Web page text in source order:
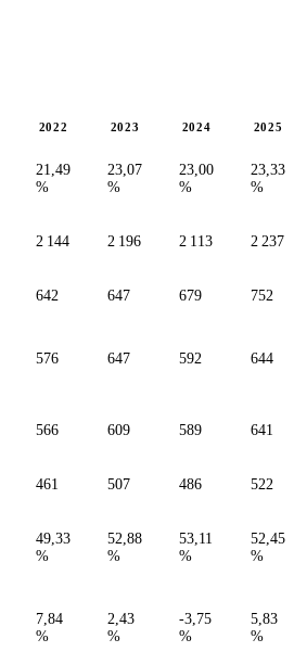
2022 2023 2024 2025
21,49
%
23,07
%
23,00
%
23,33
%
2 144 2 196 2 113 2 237
642 647 679 752
576 647 592 644
566 609 589 641
461 507 486 522
49,33
%
52,88
%
53,11
%
52,45
%
7,84
%
2,43
%
-3,75
%
5,83
%